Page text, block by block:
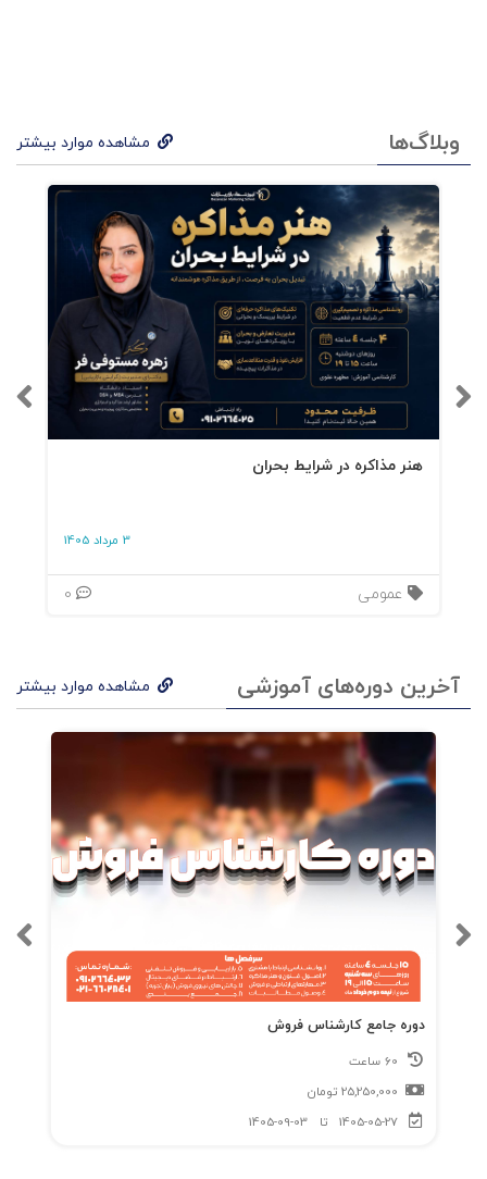
مح
سن
جاوی
د
مؤید
، مح
مدر
ضا‌
حس
مرت
ضی‌
امیر
عباس
ی،
توس
تشا
رات
بازاری
دیدگاهها و اندیشه های پیتر دراکر، پدربزرگ
بازاریابی
ماموریت و چشم انداز بازاریابی
رفتار مصرف کننده ها، بایدها و نبایدها
آینده ی برندسازی و بازاریابی
جایگاه یابی، انقلابی در بازاریابی و تبلیغات
برندسازی، تمایز و تحقیقات بارز
رشد سودآوری شرکت ها
و...
وبلاگ‌ها مشاهده موارد بیشتر
هنر مذاکره در شرایط بحران
3 مرداد 1405
عمومی
آخرین دوره‌های آموزشی مشاهده موارد بیشتر
دوره جامع کارشناس فروش
25,250,000 تومان
1405-05-27
تا 1405-09-03